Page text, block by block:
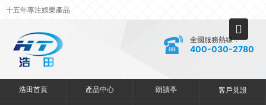
十五年專注娛樂產品
全國服務熱線：
400-030-2780
浩田首頁 產品中心 朗讀亭 客戶見證